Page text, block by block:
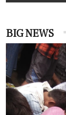
BIG NEWS